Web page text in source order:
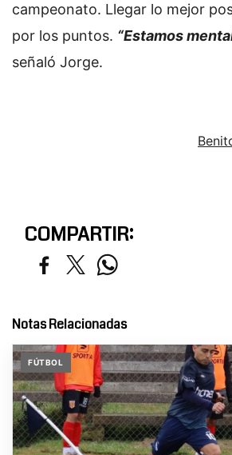
campeonato. Llegar lo mejor
por los puntos. “Estamos
señaló Jorge.
COMPARTIR:
Notas Relacionadas
FÚTBOL